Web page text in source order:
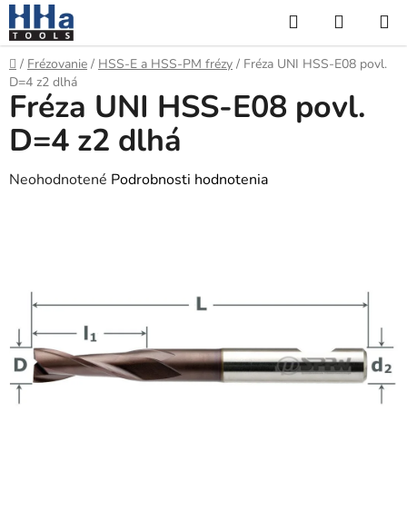
Prejsť
na
obsah
Hľadať
KOŠÍK
Domov
/ Frézovanie / HSS-E a HSS-PM frézy / Fréza UNI HSS-E08 povl.
D=4 z2 dlhá
Fréza UNI HSS-E08 povl.
D=4 z2 dlhá
Priemerné
hviezdičiek.
Neohodnotené Podrobnosti hodnotenia